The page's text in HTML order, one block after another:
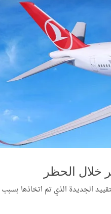
خلال الحظر
الجديدة الذي تم اتخاذها بسبب